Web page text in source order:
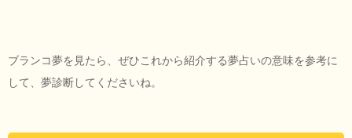
ブランコ夢を見たら、ぜひこれから紹介する夢占いの意味を参考に
して、夢診断してくださいね。